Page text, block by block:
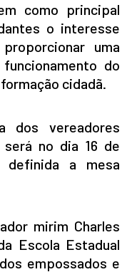
como principal
o interesse
uma
do
cidadã.
dos vereadores
no dia 16 de
definida a mesa
mirim Charles
Escola Estadual
empossados e